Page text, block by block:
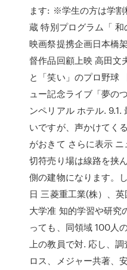
ます: ※学生の方は学
蔵 特別プログラム「
映画祭提携企画日本橋
督作品回顧上映 高田文
と「笑い」のプロ野球
ュー記念ライブ「夢の
ンペリアル ホテル.
いですが、声かけてく
がおきて さらに表示
切符売り場は線路を挟
側の建物になります。
日 三菱重工業(株）、
大学准 知的学習や研究
っても、同領域 100人
上の教員で対. 応し、
ロス、メジャー共著、